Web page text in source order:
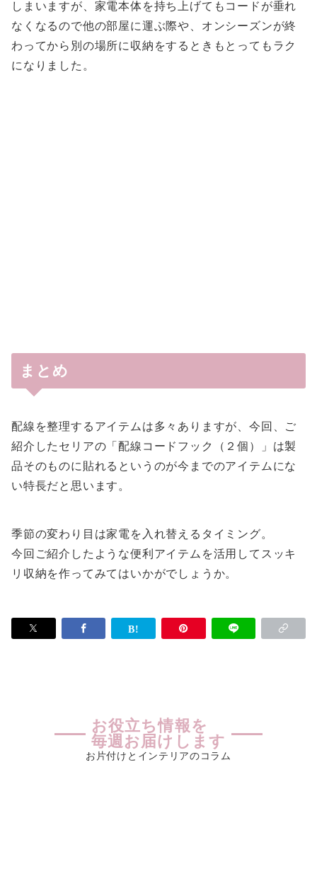
しまいますが、家電本体を持ち上げてもコードが垂れ
なくなるので他の部屋に運ぶ際や、オンシーズンが終
わってから別の場所に収納をするときもとってもラク
になりました。
まとめ
配線を整理するアイテムは多々ありますが、今回、ご
紹介したセリアの「配線コードフック（２個）」は製
品そのものに貼れるというのが今までのアイテムにな
い特長だと思います。
季節の変わり目は家電を入れ替えるタイミング。
今回ご紹介したような便利アイテムを活用してスッキ
リ収納を作ってみてはいかがでしょうか。
お役立ち情報を
毎週お届けします
お片付けとインテリアのコラム